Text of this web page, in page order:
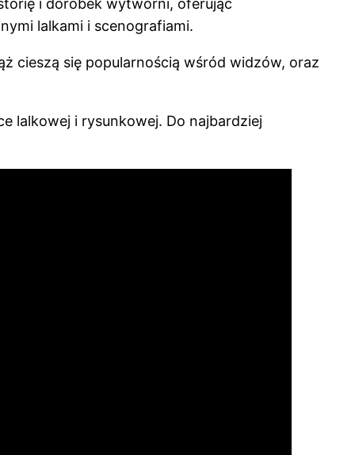
i dorobek wytwórni, oferując
lalkami i scenografiami.
cieszą się popularnością wśród widzów, oraz
lalkowej i rysunkowej. Do najbardziej